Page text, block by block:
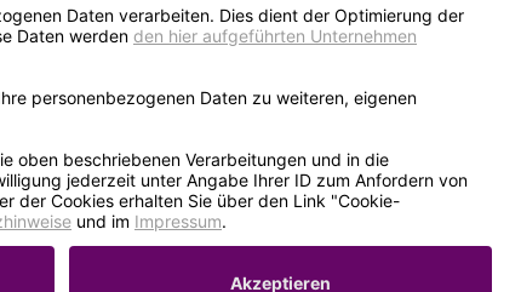
Erklärung zur Barrierefreiheit